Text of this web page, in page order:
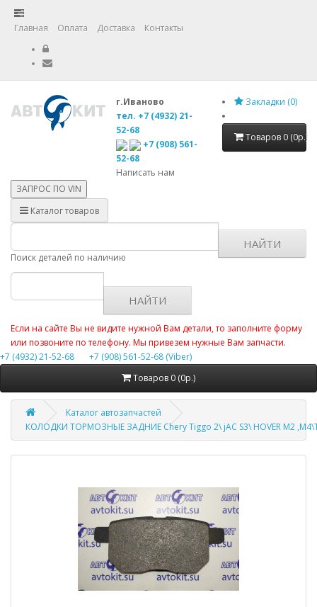
Главная Оплата Доставка Контакты
г.Иваново
тел. +7 (4932) 21-
52-68
+7 (908) 561-
52-68
Написать нам
Закладки (0)
Товаров 0 (0р.)
ЗАПРОС ПО VIN
Каталог товаров
Поиск деталей по наличию
НАЙТИ
НАЙТИ
Если на сайте Вы не видите нужной Вам детали, то заполните форму
или позвоните по телефону. Мы привезем нужные Вам запчасти.
+7 (4932) 21-52-68
+7 (908) 561-52-68 (Viber)
Товаров 0 (0р.)
Каталог автозапчастей
КОЛОДКИ ТОРМОЗНЫЕ ЗАДНИЕ Chery Tiggo 2\ jAC S3\ HOVER M2